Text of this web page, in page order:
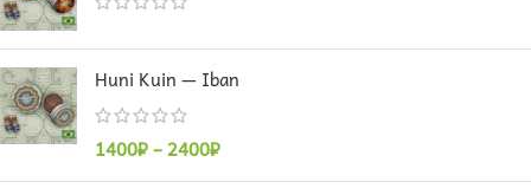
Huni Kuin — Iban
1400₽–2400₽